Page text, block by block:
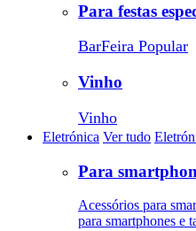
Para festas
BarFeira Popular
Vinho
Vinho
Eletrónica Ver tudo
Para
Acessórios para
para smartphones e